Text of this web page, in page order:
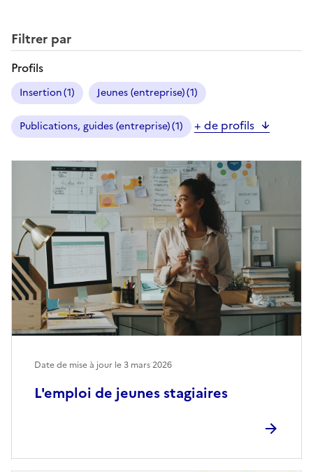
Affiner les résultats
Filtrer par
Profils
Insertion(1) Jeunes (entreprise)(1)
Publications, guides (entreprise)(1) + de profils
L'emploi de jeunes stagiaires
Date de mise à jour le3 mars 2026